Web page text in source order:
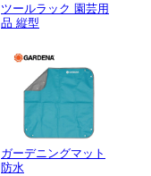
ツールラック 園芸用
品 縦型
ガーデニングマット
防水